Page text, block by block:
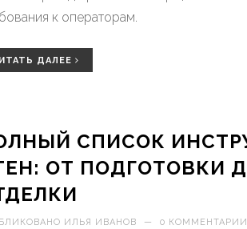
к операторам.
ДАЛЕЕ
СПИСОК
ОТ ПОДГОТОВКИ
ИЛЬЯ ИВАНОВ — 0 КОММЕНТАРИИ